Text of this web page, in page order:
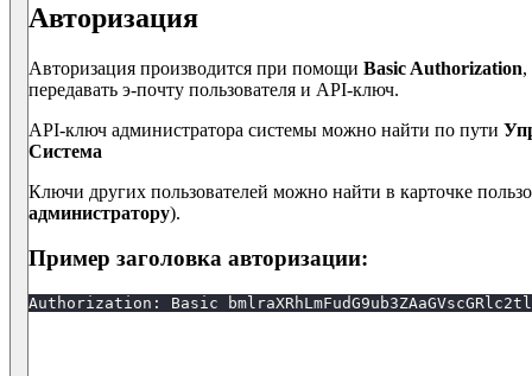
Авторизация
Авторизация производится при помощи Basic Authorization,
передавать э-почту пользователя и API-ключ.
API-ключ администратора системы можно найти по пути
Система
Ключи других пользователей можно найти в карточке
администратору).
Пример заголовка авторизации:
Authorization: Basic